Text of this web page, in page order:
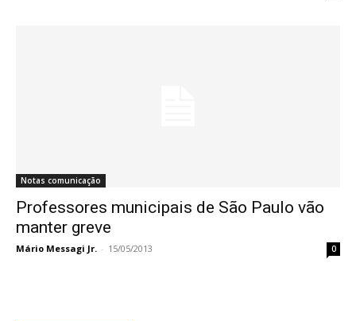
Notas comunicação
Professores municipais de São Paulo vão
manter greve
Mário Messagi Jr. - 15/05/2013 0